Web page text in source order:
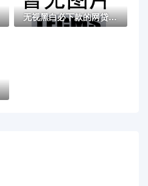
无视黑白必下款的网贷口子有哪些？最新靠谱...